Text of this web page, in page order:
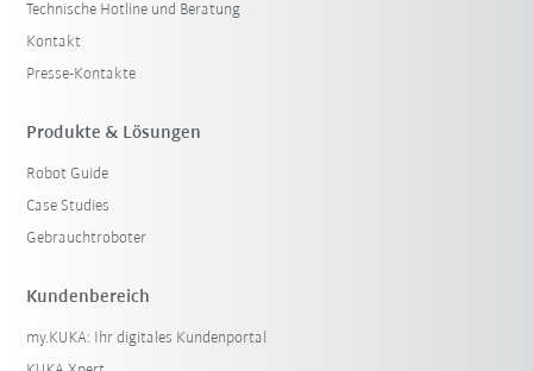
Technische Hotline und Beratung
Kontakt
Presse-Kontakte
Produkte & Lösungen
Robot Guide
Case Studies
Gebrauchtroboter
Kundenbereich
my.KUKA: Ihr digitales Kundenportal